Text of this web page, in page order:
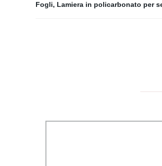
Fogli, Lamiera in policarbonato per